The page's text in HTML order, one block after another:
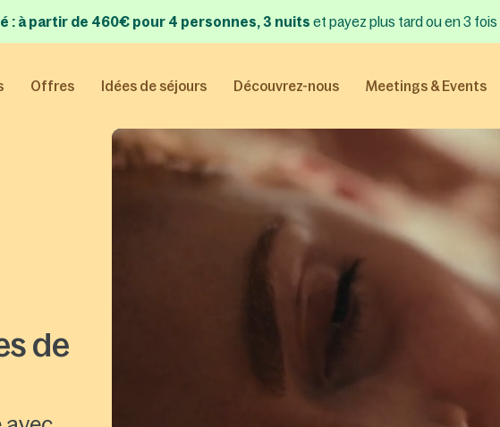
: à partir de 460€ pour 4 personnes, 3 nuits et payez plus tard ou en 3 fois
Offres Idées de séjours Découvrez-nous Meetings & Events
de